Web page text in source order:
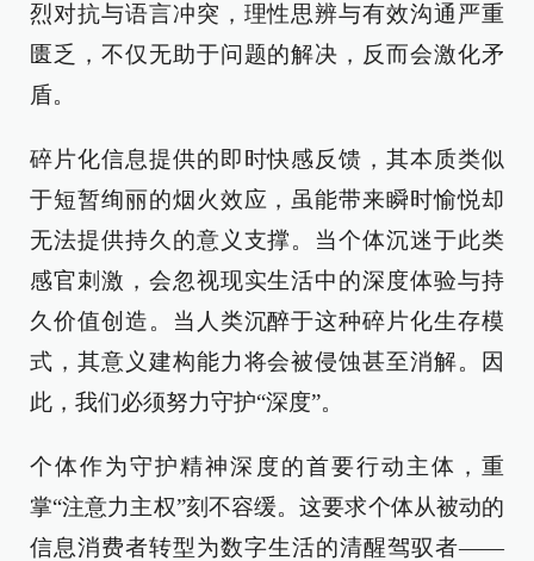
烈对抗与语言冲突，理性思辨与有效沟通严重
匮乏，不仅无助于问题的解决，反而会激化矛
盾。
碎片化信息提供的即时快感反馈，其本质类似
于短暂绚丽的烟火效应，虽能带来瞬时愉悦却
无法提供持久的意义支撑。当个体沉迷于此类
感官刺激，会忽视现实生活中的深度体验与持
久价值创造。当人类沉醉于这种碎片化生存模
式，其意义建构能力将会被侵蚀甚至消解。因
此，我们必须努力守护“深度”。
个体作为守护精神深度的首要行动主体，重
掌“注意力主权”刻不容缓。这要求个体从被动的
信息消费者转型为数字生活的清醒驾驭者——